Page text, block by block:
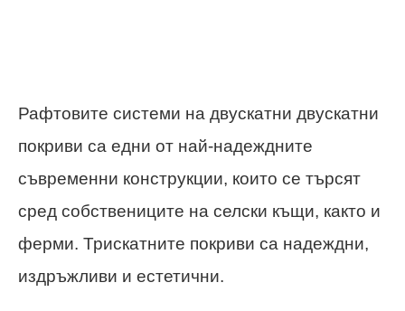
Рафтовите системи на двускатни двускатни
покриви са едни от най-надеждните
съвременни конструкции, които се търсят
сред собствениците на селски къщи, както и
ферми. Трискатните покриви са надеждни,
издръжливи и естетични.